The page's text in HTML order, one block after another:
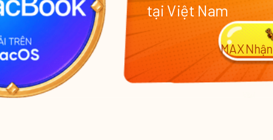
tại Việt Nam
MAX